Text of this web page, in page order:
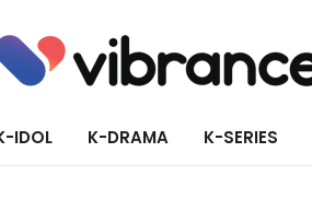
IDOL K-DRAMA K-SERIES